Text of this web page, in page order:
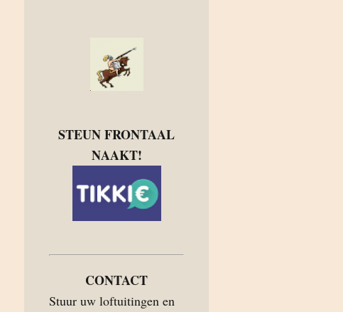
STEUN FRONTAAL
NAAKT!
CONTACT
Stuur uw loftuitingen en